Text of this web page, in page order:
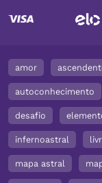
amor
autoconhecimento
desafio
infernoastral
mapa astral